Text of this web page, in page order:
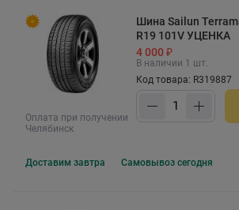
Оплата при получении
Челябинск
Шина Sailun
R19 101V УЦЕНКА
4 000 ₽
В наличии 1 шт.
Код товара: R319887
Доставим завтра Самовывоз сегодня